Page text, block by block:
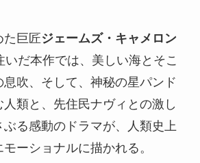
た巨匠ジェームズ・キャメロン
いだ本作では、美しい海とそこ
吹、そして、神秘の星パンド
類と、先住民ナヴィとの激し
る感動のドラマが、人類史上
ーショナルに描かれる。